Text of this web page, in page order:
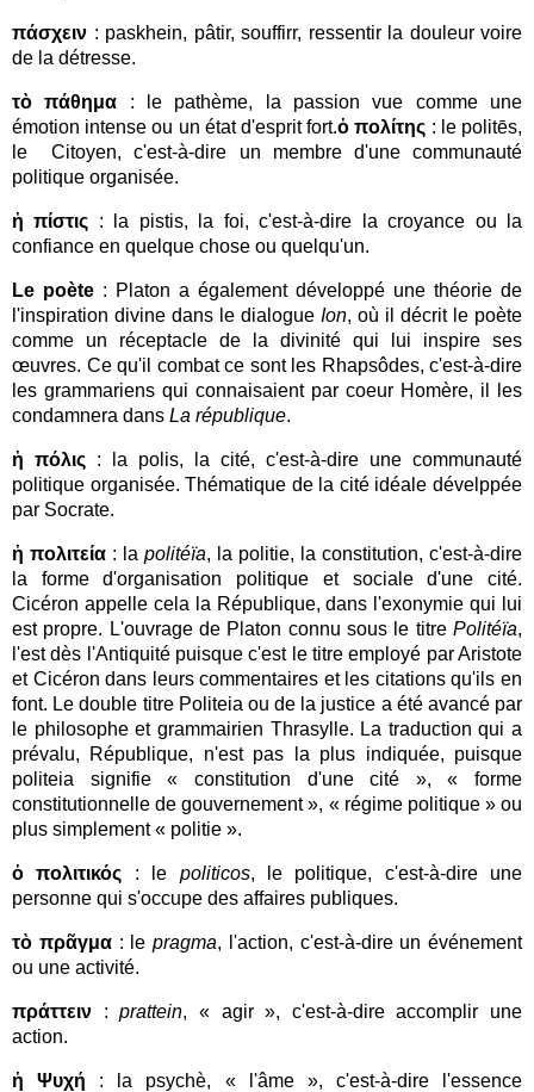
πάσχειν : paskhein, pâtir, souffirr, ressentir la douleur voire
de la détresse.
τὸ πάθημα : le pathème, la passion vue comme une
émotion intense ou un état d'esprit fort.ὁ πολίτης : le politēs,
le Citoyen, c'est-à-dire un membre d'une communauté
politique organisée.
ἡ πίστις : la pistis, la foi, c'est-à-dire la croyance ou la
confiance en quelque chose ou quelqu'un.
Le poète : Platon a également développé une théorie de
l'inspiration divine dans le dialogue Ion, où il décrit le poète
comme un réceptacle de la divinité qui lui inspire ses
œuvres. Ce qu'il combat ce sont les Rhapsôdes, c'est-à-dire
les grammariens qui connaisaient par coeur Homère, il les
condamnera dans La république.
ἡ πόλις : la polis, la cité, c'est-à-dire une communauté
politique organisée. Thématique de la cité idéale dévelppée
par Socrate.
ἡ πολιτεία : la politéïa, la politie, la constitution, c'est-à-dire
la forme d'organisation politique et sociale d'une cité.
Cicéron appelle cela la République, dans l'exonymie qui lui
est propre. L'ouvrage de Platon connu sous le titrePolitéïa,
l'est dès l'Antiquité puisque c'est le titre employé par Aristote
et Cicéron dans leurs commentaires et les citations qu'ils en
font. Le double titre Politeia ou de la justice a été avancé par
le philosophe et grammairien Thrasylle. La traduction qui a
prévalu, République, n'est pas la plus indiquée, puisque
politeia signifie « constitution d'une cité », « forme
constitutionnelle de gouvernement », « régime politique » ou
plus simplement « politie ».
ὁ πολιτικός : le politicos, le politique, c'est-à-dire une
personne qui s'occupe des affaires publiques.
τὸ πρᾶγμα: le pragma, l'action, c'est-à-dire un événement
ou une activité.
πράττειν :prattein, « agir », c'est-à-dire accomplir une
action.
ἡ Ψυχή : la psychè, « l'âme », c'est-à-dire l'essence